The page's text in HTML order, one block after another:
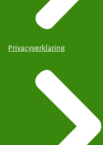
Privacyverklaring